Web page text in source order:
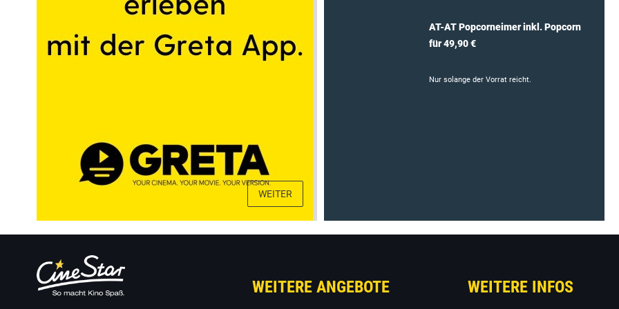
WEITER
AT-AT Popcorneimer inkl. Popcorn
für 49,90 €
Nur solange der Vorrat reicht.
WEITERE ANGEBOTE WEITERE INFOS